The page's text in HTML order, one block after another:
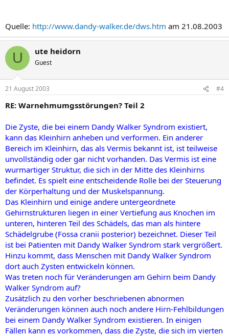
Quelle: http://www.dandy-walker.de/dws.htm am 21.08.2003
U ute heidorn
Guest
21 August 2003 #4
RE: Warnehmumgsstörungen? Teil 2
Die Zyste, die bei einem Dandy Walker Syndrom existiert,
kann das Kleinhirn anheben und verformen. Ein anderer
Bereich im Kleinhirn, das als Vermis bekannt ist, ist teilweise
unvollständig oder gar nicht vorhanden. Das Vermis ist eine
wurmartiger Struktur, die sich in der Mitte des Kleinhirns
befindet. Es spielt eine entscheidende Rolle bei der Steuerung
der Körperhaltung und der Muskelspannung.
Das Kleinhirn und einige andere untergeordnete
Gehirnstrukturen liegen in einer Vertiefung aus Knochen im
unteren, hinteren Teil des Schädels, das man als hintere
Schädelgrube (Fossa cranii posterior) bezeichnet. Dieser Teil
ist bei Patienten mit Dandy Walker Syndrom stark vergrößert.
Hinzu kommt, dass Menschen mit Dandy Walker Syndrom
dort auch Zysten entwickeln können.
Was treten noch für Veränderungen am Gehirn beim Dandy
Walker Syndrom auf?
Zusätzlich zu den vorher beschriebenen abnormen
Veränderungen können auch noch andere Hirn-Fehlbildungen
bei einem Dandy Walker Syndrom existieren. In einigen
Fällen kann es vorkommen, dass die Zyste, die sich im vierten